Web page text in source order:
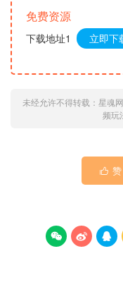
免费资源
下载地址1 立即下
未经允许不得转载： 星魂网
频玩

  